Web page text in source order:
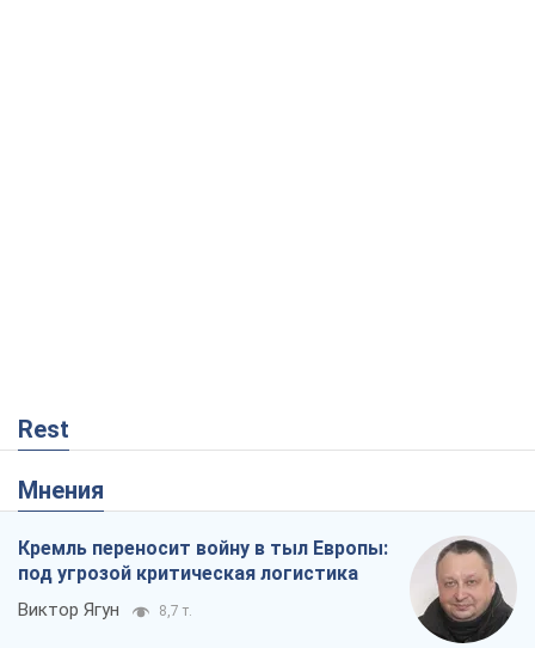
Rest
Мнения
Кремль переносит войну в тыл Европы:
под угрозой критическая логистика
Виктор Ягун 8,7 т.